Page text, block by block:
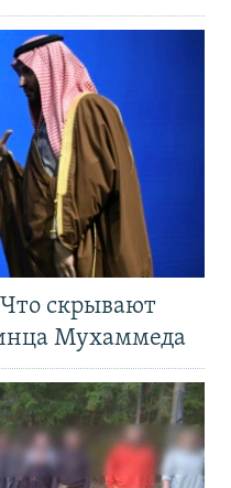
скрывают
Мухаммеда